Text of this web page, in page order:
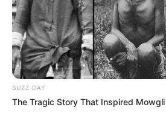
BUZZ DAY
The Tragic Story That Inspired